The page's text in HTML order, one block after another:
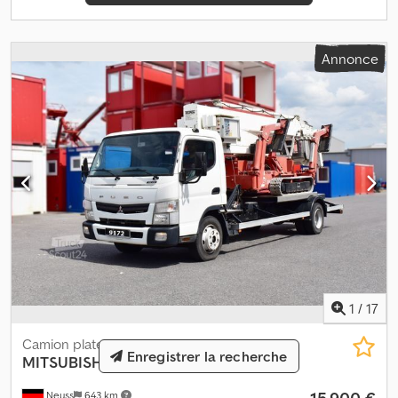
homologué pour l’UE. Le véhicule démarre et fonctionne, mais ne
des défauts et des problèmes, et des frais supplémentaires
seront nécessaires. Prêt à être livré. Km : 211 445 CV : 175 Contrôle
technique : Non Homologation UE valable jusqu’au : 07.04.2026
Poids à vide : 3 815 Poids total : 7 490 Charge utile : 3 600 Largeur :
220 Longueur : 606 kW : 129 Norme Euro : 6 Modèle : Fuso Canter
4x2, camion à plateau, véhicule à réparer avec benne basculante
à trois côtés Boîte de vitesses : Automatique = Informations
complémentaires = Pour plus d’informations, veuillez contacter
ATS Norway.
Annonce
1 / 17
Neuss 643 km
Camion plateau
MITSUBISHI Fuso Canter 7C15
Enregistrer la recherche